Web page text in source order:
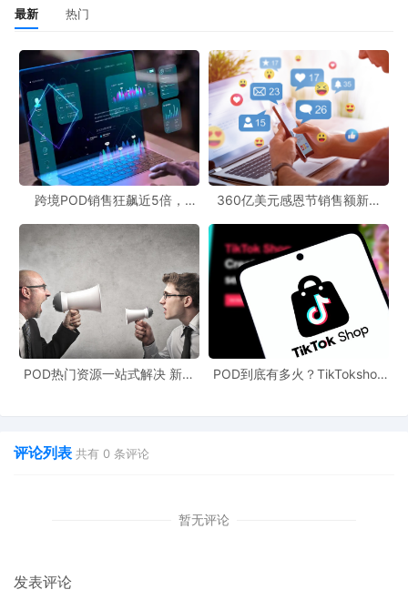
ZOZO表示，首批入驻的品牌以韩国平台Musinsa所代理的品牌为
主，专区约有140个品牌上架，随后将陆续增加包括日本首次引进品
牌在内的更多选择，并通过“Y2K”“韩国街头”等关键词检索、不同世
代与品类排名等专属内容，方便用户发现并比较韩国时尚单品。
首批入驻专区展示的品牌包括 MUAH MUAH、MUSINSA
等在内的多家中小众与潮流标签品牌，目标在年轻消费群体中进一
最新 热门
跨境POD销售狂飙近5倍，
360亿美元感恩节销售额新纪
新风潮！
POD热门资源一站式解决 新手
POD到底有多火？TikTokshop
评论列表 共有 0 条评论
暂无评论
发表评论